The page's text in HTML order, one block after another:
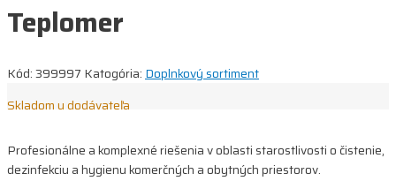
Teplomer
Kód:399997 Katogória:Doplnkový sortiment
Skladom u dodávateľa
Profesionálne a komplexné riešenia v oblasti starostlivosti o čistenie,
dezinfekciu a hygienu komerčných a obytných priestorov.